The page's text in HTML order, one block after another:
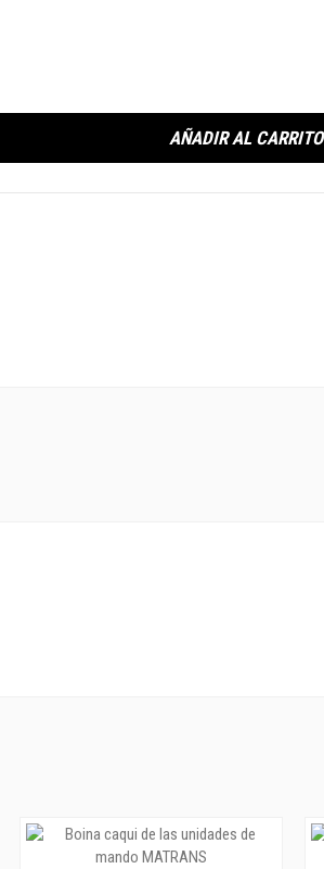
AÑADIR AL CARRITO